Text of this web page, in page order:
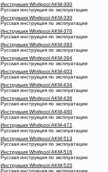
Инструкция Whirlpool AKM-300
Русская инструкция по эксплуатации
Инструкция Whirlpool AKM-330
Русская инструкция по эксплуатации
Инструкция Whirlpool AKM-370
Русская инструкция по эксплуатации
Инструкция Whirlpool AKM-393
Русская инструкция по эксплуатации
Инструкция Whirlpool AKM-394
Русская инструкция по эксплуатации
Инструкция Whirlpool AKM-403
Русская инструкция по эксплуатации
Инструкция Whirlpool AKM-434
Русская инструкция по эксплуатации
Инструкция Whirlpool AKM-436
Русская инструкция по эксплуатации
Инструкция Whirlpool AKM-460
Русская инструкция по эксплуатации
Инструкция Whirlpool AKM-472
Русская инструкция по эксплуатации
Инструкция Whirlpool AKM-513
Русская инструкция по эксплуатации
Инструкция Whirlpool AKM-516
Русская инструкция по эксплуатации
Инструкция Whirlpool AKM-520
Русская инструкция по эксплуатации